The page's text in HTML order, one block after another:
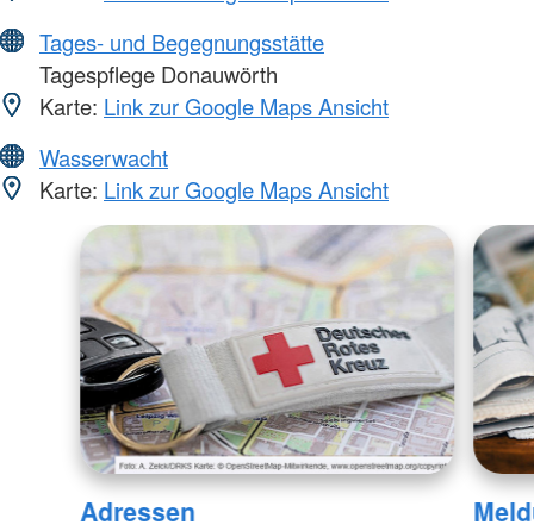
Tages- und Begegnungsstätte
Tagespflege Donauwörth
Karte: Link zur Google Maps Ansicht
Wasserwacht
Karte: Link zur Google Maps Ansicht
Adressen